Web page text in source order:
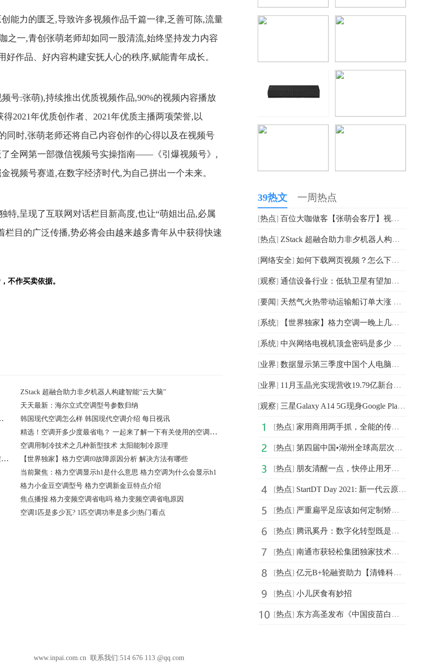
能力的匮乏,导致许多视频作品千篇一律,乏善可陈,流量
之一,青创张萌老师却如同一股清流,始终坚持发力内容
作品、好内容构建安抚人心的秩序,赋能青年成长。
号:张萌),持续推出优质视频作品,90%的视频内容播放
2021年优质创作者、2021年优质主播两项荣誉,以
同时,张萌老师还将自己内容创作的心得以及在视频号
全网第一部微信视频号实操指南——《引爆视频号》,
视频号赛道,在数字经济时代,为自己拼出一个未来。
特,呈现了互联网对话栏目新高度,也让“萌姐出品,必属
目的广泛传播,势必将会由越来越多青年从中获得快速
不作买卖依据。
ZStack 超融合助力非夕机器人构建智能“云大脑”
天天最新：海尔立式空调型号参数归纳
运行现象 焦点播报
韩国现代空调怎么样 韩国现代空调介绍 每日视讯
精选！空调开多少度最省电？ 一起来了解一下有关使用的空调知识
空调用制冷技术之几种新型技术 太阳能制冷原理
中兴网络电视机顶盒密码是多少 中兴网络机顶盒密码设置教程 :当前报道
【世界独家】格力空调f0故障原因分析 解决方法有哪些
当前聚焦：格力空调显示h1是什么意思 格力空调为什么会显示h1
格力小金豆空调型号 格力空调新金豆特点介绍
焦点播报:格力变频空调省电吗 格力变频空调省电原因
空调1匹是多少瓦? 1匹空调功率是多少|热门看点
39热文 一周热点
[热点] 百位大咖做客【张萌会客厅】视频号对谈聊新知洞见
[热点] ZStack 超融合助力非夕机器人构建智能“云大脑”
[网络安全] 如何下载网页视频？怎么下载手机网页视频？
[观察] 通信设备行业：低轨卫星有望加速推进
[要闻] 天然气火热带动运输船订单大涨 国内多家船企实现订单突破
[系统] 【世界独家】格力空调一晚上几度电？5匹格力空调的用电量
[系统] 中兴网络电视机顶盒密码是多少 中兴网络机顶盒密码设置
[业界] 数据显示第三季度中国个人电脑中的台式机和笔记本电脑的
[业界] 11月玉晶光实现营收19.79亿新台币 环比减少14.48%
[观察] 三星Galaxy A14 5G现身Google Play控制台：将配备Exynos 1330芯片
[热点] 家用商用两手抓，全能的传祺M6 PRO实在太香
[热点] 第四届中国•湖州全球高层次人才创新创业大赛北京城市赛
[热点] 朋友清醒一点，快停止用牙开瓶盖的迷惑行为
[热点] StartDT Day 2021: 新一代云原生数据中台仰世而来
[热点] 严重扁平足应该如何定制矫正鞋
[热点] 腾讯奚丹：数字化转型既是持久战更是攻坚战
[热点] 南通市获轻松集团独家技术支持，年度民心工程医保南通保
[热点] 亿元B+轮融资助力【清锋科技】拓展齿科、医疗、消费等市场
[热点] 小儿厌食有妙招
[热点] 东方高圣发布《中国疫苗白皮书》， “疫苗投行”苏州启航
www.inpai.com.cn 联系我们:514 676 113 @qq.com